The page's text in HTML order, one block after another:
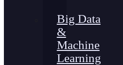
Big Data
&
Machine
Learning